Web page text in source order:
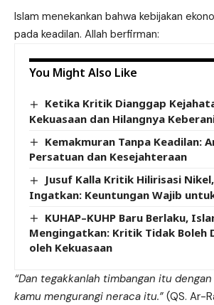
Islam menekankan bahwa kebijakan
pada keadilan. Allah berfirman:
You Might Also Like
Ketika Kritik Dianggap
Kekuasaan dan Hilangnya
Kemakmuran Tanpa Keadilan:
Persatuan dan Kesejahteraan
Jusuf Kalla Kritik Hilirisasi
Ingatkan: Keuntungan Wajib
KUHAP–KUHP Baru Berlaku,
Mengingatkan: Kritik Tidak Boleh
oleh Kekuasaan
“Dan tegakkanlah timbangan itu
kamu mengurangi neraca itu.” (QS. Ar-